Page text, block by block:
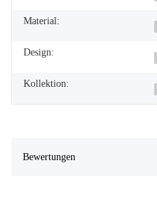
Material:
Design:
Kollektion:
Bewertungen